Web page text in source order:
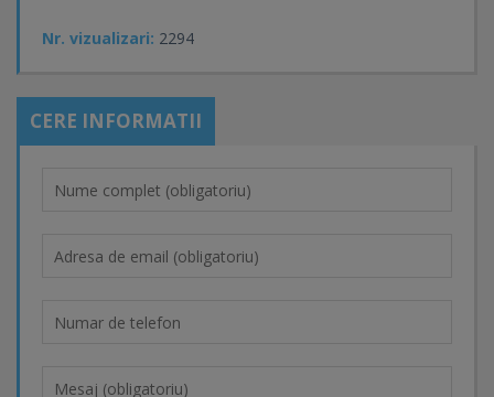
Nr. vizualizari: 2294
CERE INFORMATII